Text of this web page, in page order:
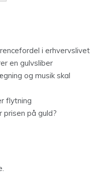
i erhvervslivet
en gulvsliber
og musik skal
flytning
på guld?